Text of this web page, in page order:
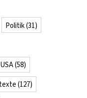
Politik(31)
USA(58)
(127)